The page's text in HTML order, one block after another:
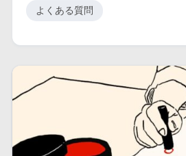
よくある質問